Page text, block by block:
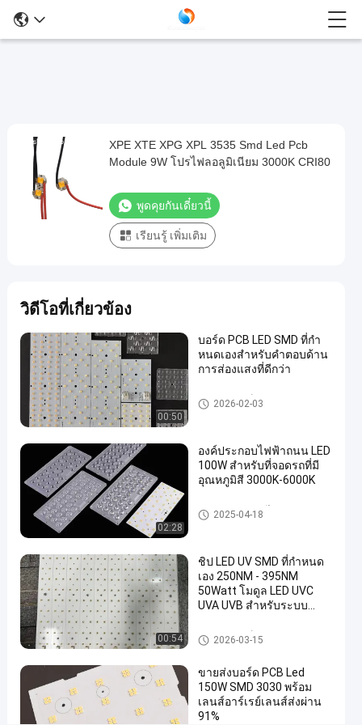
XPE
XTE
XPG
XPL
Pcb
Module
9W
โปร
ไฟ
ลอลู
มิ
เนียม
3000K
CRI80
smd
led
บอร์ด
pcb
2026-
02-24
ความ
เห็น
เดี๋ยวนี้
แบ่งปัน
#
ไฟ
led
pcb
เหยียบ
นำ
XPE XTE XPG XPL 3535 Smd Led Pcb
Module 9W โปรไฟลอลูมิเนียม 3000K CRI80
พูดคุยกันเดี๋ยวนี้
เรียนรู้ เพิ่มเติม
วิดีโอที่เกี่ยวข้อง
00:50
บอร์ด PCB LED SMD ที่กํา
หนดเองสําหรับคําตอบด้าน
การส่องแสงที่ดีกว่า
smd led บอร์ด pcb
2026-02-03
02:28
องค์ประกอบไฟฟ้าถนน LED
100W สําหรับที่จอดรถที่มี
อุณหภูมิสี 3000K-6000K
ส่วนประกอบของไฟถนน LED
2025-04-18
00:54
ชิป LED UV SMD ที่กําหนด
เอง 250NM - 395NM
50Watt โมดูล LED UVC
UVA UVB สําหรับระบบ
smd led บอร์ด pcb
2026-03-15
ขายส่งบอร์ด PCB Led
150W SMD 3030 พร้อม
เลนส์อาร์เรย์เลนส์ส่งผ่าน
91%